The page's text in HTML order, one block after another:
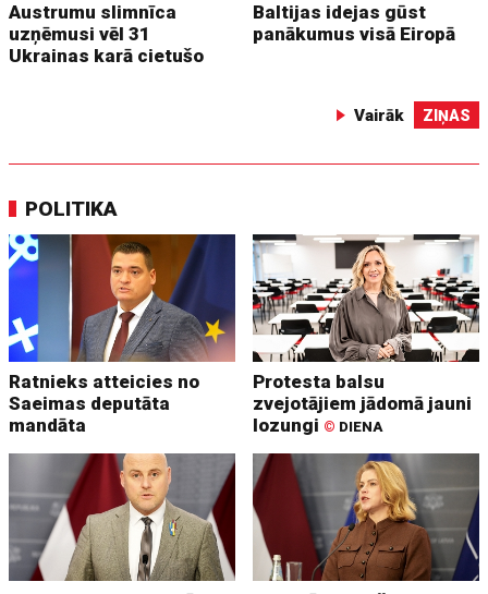
Austrumu slimnīca
uzņēmusi vēl 31
Ukrainas karā cietušo
Baltijas idejas gūst
panākumus visā Eiropā
Vairāk ZIŅAS
POLITIKA
Ratnieks atteicies no
Saeimas deputāta
mandāta
Protesta balsu
zvejotājiem jādomā jauni
lozungi © DIENA